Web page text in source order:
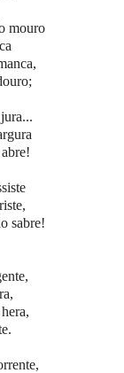
mouro
sabre!